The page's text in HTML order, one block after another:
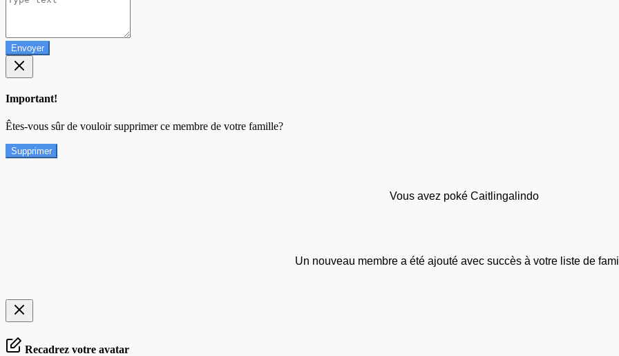
Envoyer
Important!
Êtes-vous sûr de vouloir supprimer ce membre de votre famille?
Supprimer
Vous avez poké Caitlingalindo
Un nouveau membre a été ajouté avec succès à votre liste de
Recadrez votre avatar